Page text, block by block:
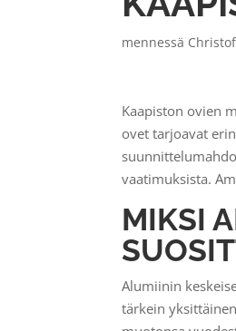
mennessä
Kaapiston ovien
ovet tarjoavat
vaatimuksista.
MIKSI
Alumiinin
tärkein